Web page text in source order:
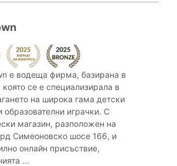
е водеща фирма, базирана в
се е специализирала в
на широка гама детски
образователни играчки. С
магазин, разположен на
Симеоновско шосе 166, и
онлайн присъствие,
...